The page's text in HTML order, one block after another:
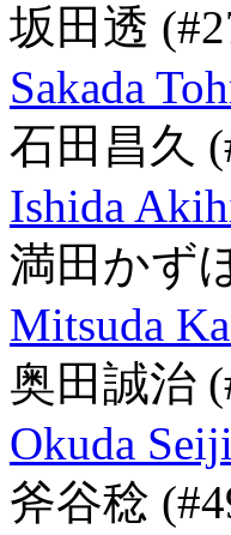
坂田透
Sakada
石田昌久
Ishida
満田かず
Mitsuda
奥田誠治
Okuda Seiji
斧谷稔